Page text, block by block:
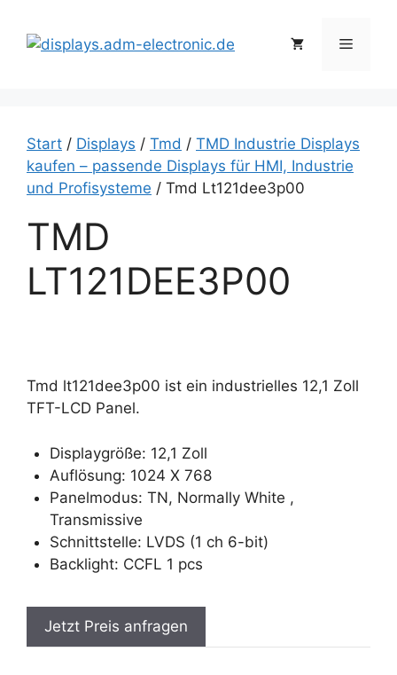
Inhalt
springen
Menü
Start / Displays / Tmd / TMD Industrie Displays
kaufen – passende Displays für HMI, Industrie
und Profisysteme / Tmd Lt121dee3p00
TMD
LT121DEE3P00
Tmd lt121dee3p00 ist ein industrielles 12,1 Zoll
TFT-LCD Panel.
Displaygröße: 12,1 Zoll
Auflösung: 1024 X 768
Panelmodus: TN, Normally White ,
Transmissive
Schnittstelle: LVDS (1 ch 6-bit)
Backlight: CCFL 1 pcs
Jetzt Preis anfragen